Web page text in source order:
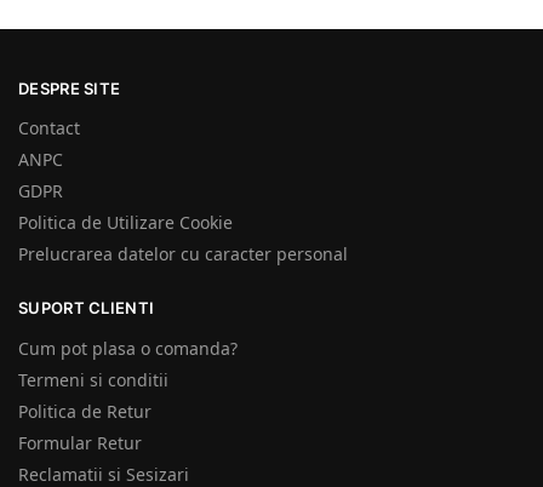
DESPRE SITE
Contact
ANPC
GDPR
Politica de Utilizare Cookie
Prelucrarea datelor cu caracter personal
SUPORT CLIENTI
Cum pot plasa o comanda?
Termeni si conditii
Politica de Retur
Formular Retur
Reclamatii si Sesizari